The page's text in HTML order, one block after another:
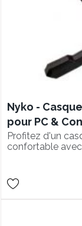
Nyko -
pour PC &
Profitez d'un
confortable